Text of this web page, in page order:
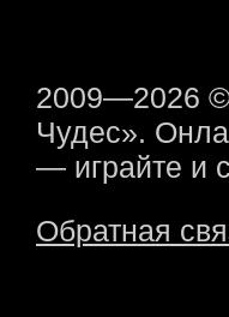
2009—2026
Чудес».
— играйте и
Обратная